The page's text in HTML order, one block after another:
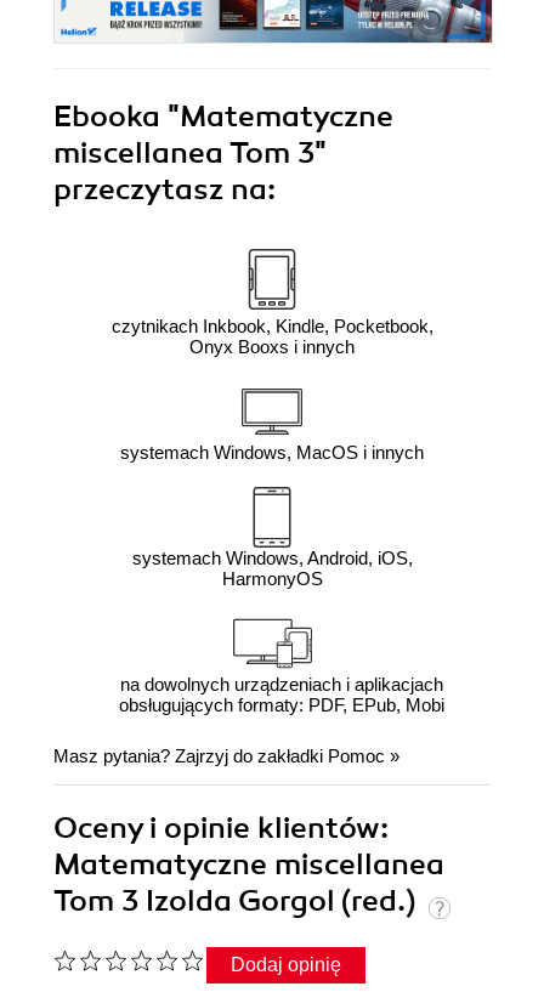
Ebooka "Matematyczne
miscellanea Tom 3"
przeczytasz na:
czytnikach Inkbook, Kindle, Pocketbook,
Onyx Booxs i innych
systemach Windows, MacOS i innych
systemach Windows, Android, iOS,
HarmonyOS
na dowolnych urządzeniach i aplikacjach
obsługujących formaty: PDF, EPub, Mobi
Masz pytania? Zajrzyj do zakładki Pomoc »
Oceny i opinie klientów:
Matematyczne miscellanea
Tom 3 Izolda Gorgol (red.)
Dodaj opinię